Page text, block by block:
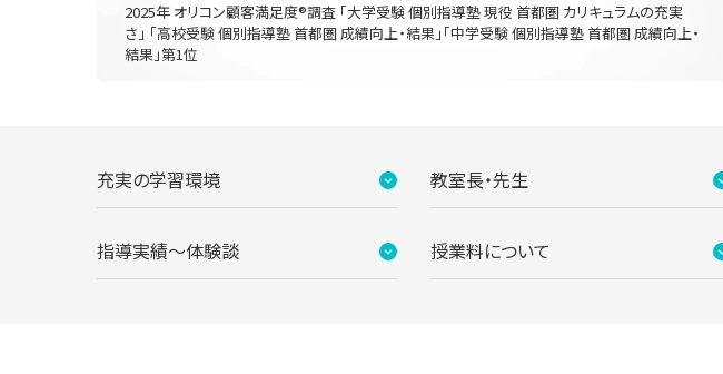
2025年 オリコン顧客満足度®調査 「大学受験 個別指導塾 現役 首都圏 カリキュラムの充実
さ」 「高校受験 個別指導塾 首都圏 成績向上・結果」「中学受験 個別指導塾 首都圏 成績向上・
結果」第1位
充実の学習環境 教室長・先生
指導実績〜体験談 授業料について